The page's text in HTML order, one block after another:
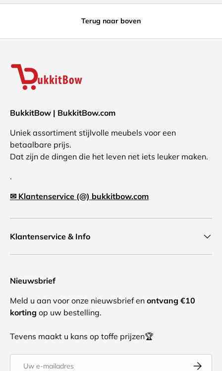
Terug naar boven
BukkitBow | BukkitBow.com
Uniek assortiment stijlvolle meubels voor een
betaalbare prijs.
Dat zijn de dingen die het leven net iets leuker maken.
.
✉ Klantenservice (@) bukkitbow.com
Klantenservice & Info
Nieuwsbrief
Meld u aan voor onze nieuwsbrief en ontvang €10
korting op uw bestelling.
Tevens maakt u kans op toffe prijzen🏆